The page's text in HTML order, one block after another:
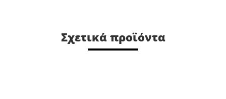
Σχετικά προϊόντα